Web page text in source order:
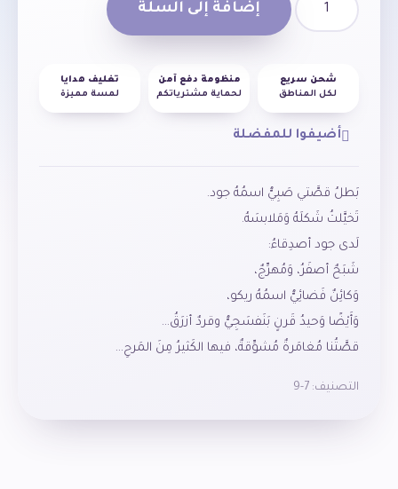
إضافة إلى السلة
شحن سريع
لكل المناطق
منظومة دفع آمن
لحماية مشترياتكم
تغليف هدايا
لمسة مميزة
أضيفوا للمفضلة
بَطلُ قصَّتي صَبِيٌّ اسمُهُ جود.
تَخيَّلتُ شَكلَهُ وَمَلابسَهُ.
لَدى جود أصدِقاءُ:
شَبَحٌ أصفَرُ، وَمُهرِّجٌ،
وَكائِنٌ فَضائِيٌّ اسمُهُ ريكو،
وَأَيْضًا وَحيدُ قَرنٍ بَنَفسَجِيٌّ وقردٌ أزرَقُ…
قصَّتُنا مُغامَرةٌ مُشوِّقةٌ، فيها الكَثيرُ مِنَ المَرحِ…
التصنيف: 7-9